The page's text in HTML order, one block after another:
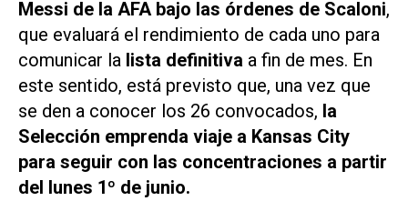
Messi de la AFA bajo las órdenes de Scaloni,
que evaluará el rendimiento de cada uno para
comunicar la lista definitiva a fin de mes. En
este sentido, está previsto que, una vez que
se den a conocer los 26 convocados, la
Selección emprenda viaje a Kansas City
para seguir con las concentraciones a partir
del lunes 1º de junio.